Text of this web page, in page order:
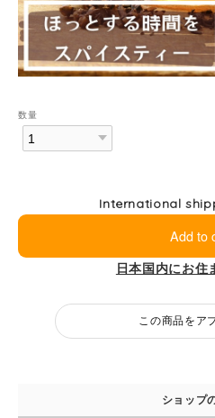
数量
International
Add to
日本国内にお住
この商品をア
ショップ